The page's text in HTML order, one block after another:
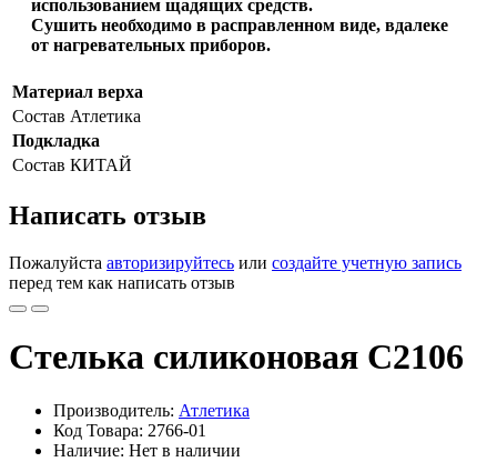
использованием щадящих средств.
Сушить необходимо в расправленном виде, вдалеке
от нагревательных приборов.
Материал верха
Состав Атлетика
Подкладка
Состав КИТАЙ
Написать отзыв
Пожалуйста авторизируйтесь или создайте учетную запись
перед тем как написать отзыв
Стелька силиконовая С2106
Производитель: Атлетика
Код Товара: 2766-01
Наличие: Нет в наличии